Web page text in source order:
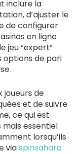
inclure la
d’ajuster le
de configurer
en ligne
jeu “expert”
options de pari
de
et de suivre
ce qui est
essentiel
lorsqu’ils
viaspinsahara